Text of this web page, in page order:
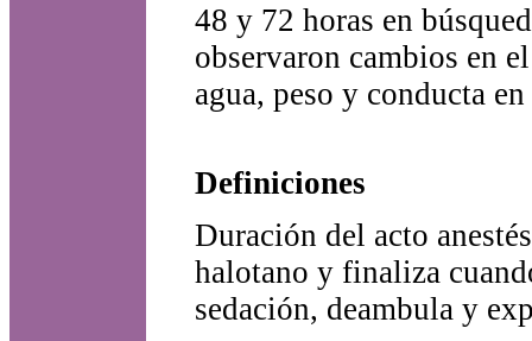
48 y 72 horas en
observaron cambios en
agua, peso y conducta
Definiciones
Duración del acto
halotano y finaliza
sedación, deambula y